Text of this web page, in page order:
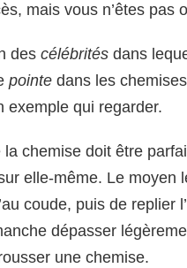
mais vous n’êtes pas
des célébrités dans
pointe dans les
exemple qui regarder.
la chemise doit être
elle-même. Le moyen
coude, puis de replier
dépasser
une chemise.